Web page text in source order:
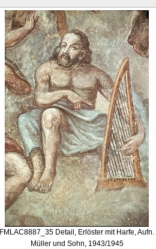
FMLAC8887_35 Detail, Erlöster mit Harfe, Aufn.
Müller und Sohn, 1943/1945